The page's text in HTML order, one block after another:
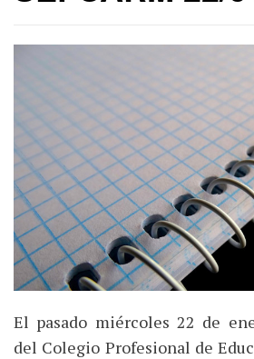
El pasado miércoles 22 de
del Colegio Profesional de